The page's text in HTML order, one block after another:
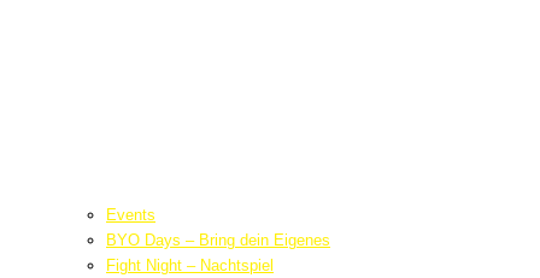
Events
BYO Days – Bring dein Eigenes
Fight Night – Nachtspiel